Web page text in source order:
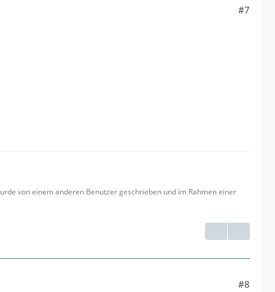
#7
von einem anderen Benutzer geschrieben und im Rahmen einer
#8